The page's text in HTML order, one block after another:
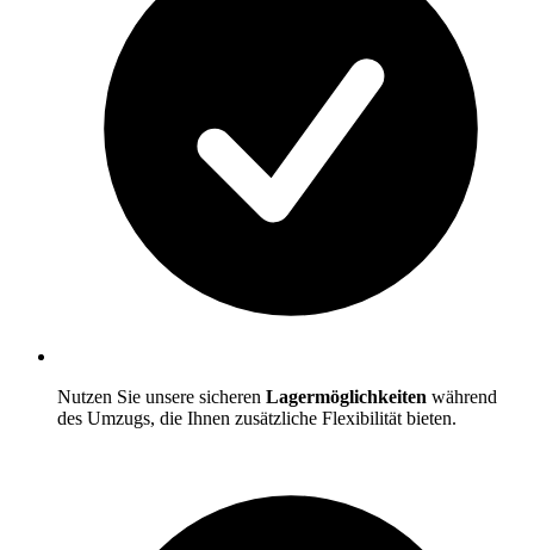
Nutzen Sie unsere sicheren Lagermöglichkeiten während
des Umzugs, die Ihnen zusätzliche Flexibilität bieten.